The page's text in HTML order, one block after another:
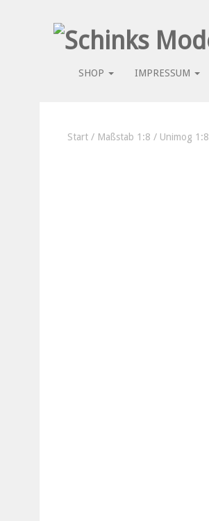
SHOP IMPRESSUM
Start / Maßstab 1:8 / Unimog 1:8